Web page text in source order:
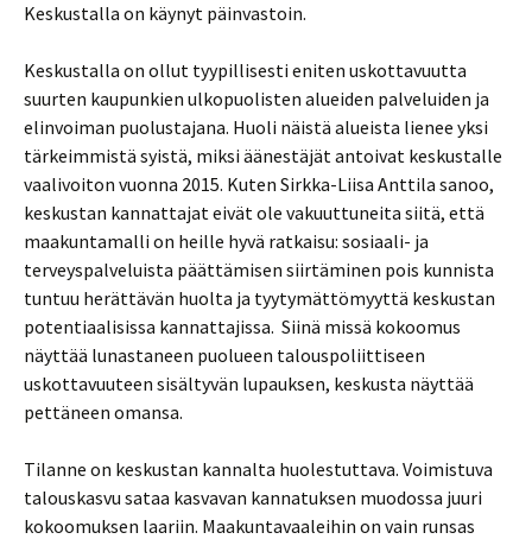
Keskustalla on käynyt päinvastoin.
Keskustalla on ollut tyypillisesti eniten uskottavuutta
suurten kaupunkien ulkopuolisten alueiden palveluiden ja
elinvoiman puolustajana. Huoli näistä alueista lienee yksi
tärkeimmistä syistä, miksi äänestäjät antoivat keskustalle
vaalivoiton vuonna 2015. Kuten Sirkka-Liisa Anttila sanoo,
keskustan kannattajat eivät ole vakuuttuneita siitä, että
maakuntamalli on heille hyvä ratkaisu: sosiaali- ja
terveyspalveluista päättämisen siirtäminen pois kunnista
tuntuu herättävän huolta ja tyytymättömyyttä keskustan
potentiaalisissa kannattajissa. Siinä missä kokoomus
näyttää lunastaneen puolueen talouspoliittiseen
uskottavuuteen sisältyvän lupauksen, keskusta näyttää
pettäneen omansa.
Tilanne on keskustan kannalta huolestuttava. Voimistuva
talouskasvu sataa kasvavan kannatuksen muodossa juuri
kokoomuksen laariin. Maakuntavaaleihin on vain runsas